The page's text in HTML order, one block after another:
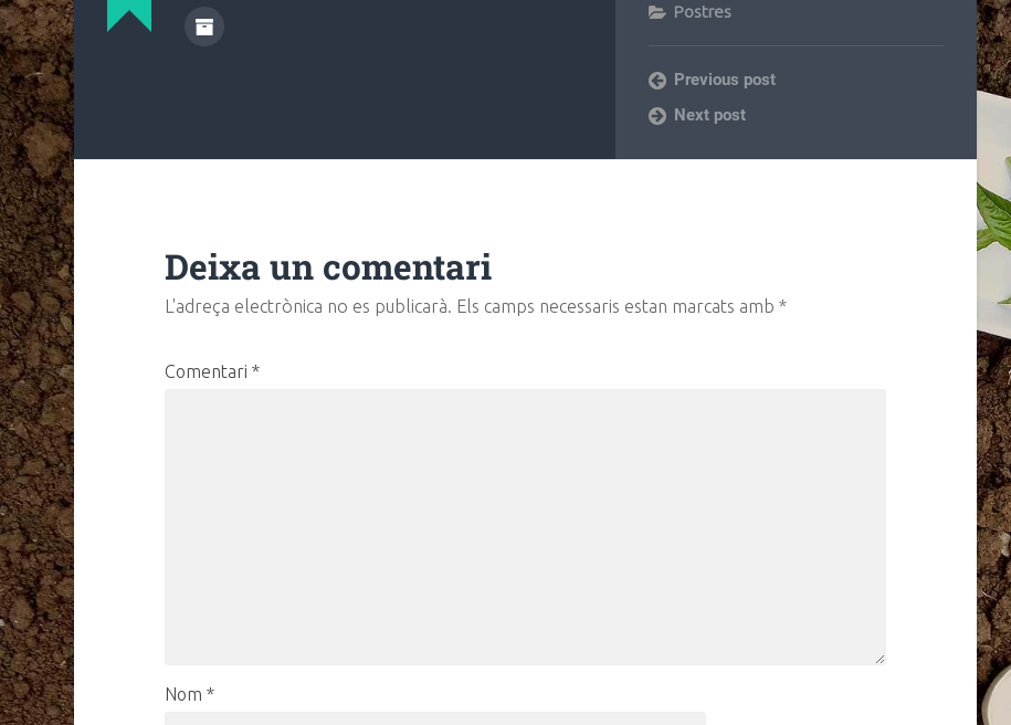
Postres
Previous post
Next post
Deixa un comentari
L'adreça electrònica no es publicarà. Els camps necessaris estan marcats amb *
Comentari *
Nom *